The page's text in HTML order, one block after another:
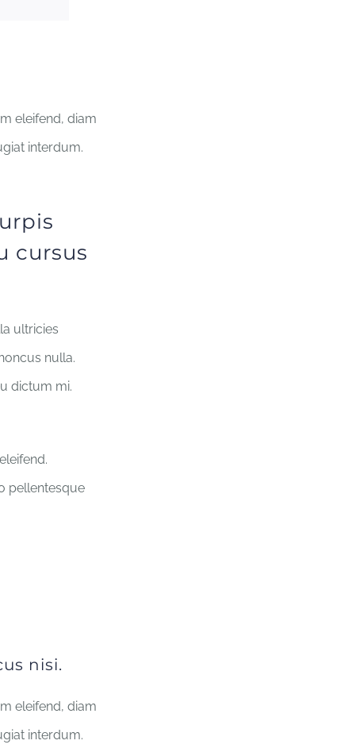
eleifend, diam
interdum.
cursus
ultricies
nulla.
dictum mi.
pellentesque
nisi.
eleifend, diam
interdum.